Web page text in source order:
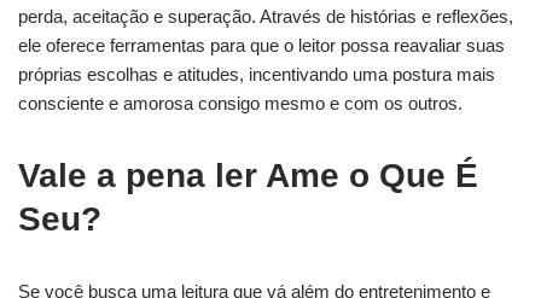
perda, aceitação e superação. Através de histórias e reflexões,
ele oferece ferramentas para que o leitor possa reavaliar suas
próprias escolhas e atitudes, incentivando uma postura mais
consciente e amorosa consigo mesmo e com os outros.
Vale a pena ler Ame o Que É
Seu?
Se você busca uma leitura que vá além do entretenimento e